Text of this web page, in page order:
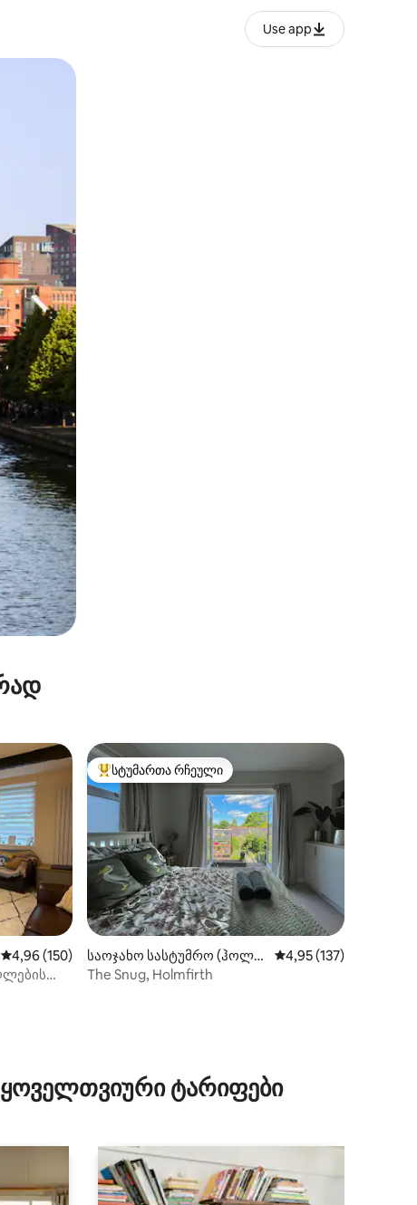
Use app
შეხებისა თუ თითის გასმის ჟესტები.
საშუალო შეფასებაა 5‑დან 4,96, 150 მიმოხილვა
4,96 (150)
სტუმართა რჩეული მოწინავე ვარიანტი
სტუმართა რჩეული
საოჯახო სასტუმრო (ჰოლმ
ფირთი)
საშუალო შეფასებაა
4,95 (137)
The Snug, Holmfirth
ტარიფები